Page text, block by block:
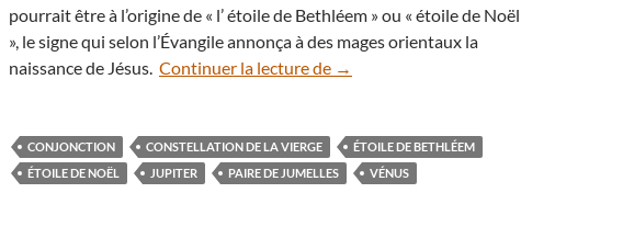
pourrait être à l’origine de « l’ étoile de Bethléem » ou « étoile de Noël
», le signe qui selon l’Évangile annonça à des mages orientaux la
naissance de Jésus. Continuer la lecture de Le rendez-vous Vénus-Jupiter a tenu
→
CONJONCTION CONSTELLATION DE LA VIERGE
ÉTOILE DE BETHLÉEM
ÉTOILE DE NOËL
JUPITER PAIRE DE JUMELLES VÉNUS